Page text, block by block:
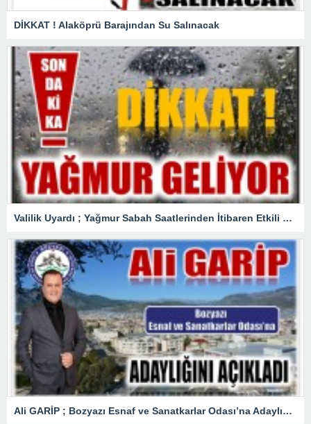
DİKKAT ! Alaköprü Barajından Su Salınacak
Valilik Uyardı ; Yağmur Sabah Saatlerinden İtibaren Etkili Olacak
Ali GARİP ; Bozyazı Esnaf ve Sanatkarlar Odası’na Adaylığını Açıkladı